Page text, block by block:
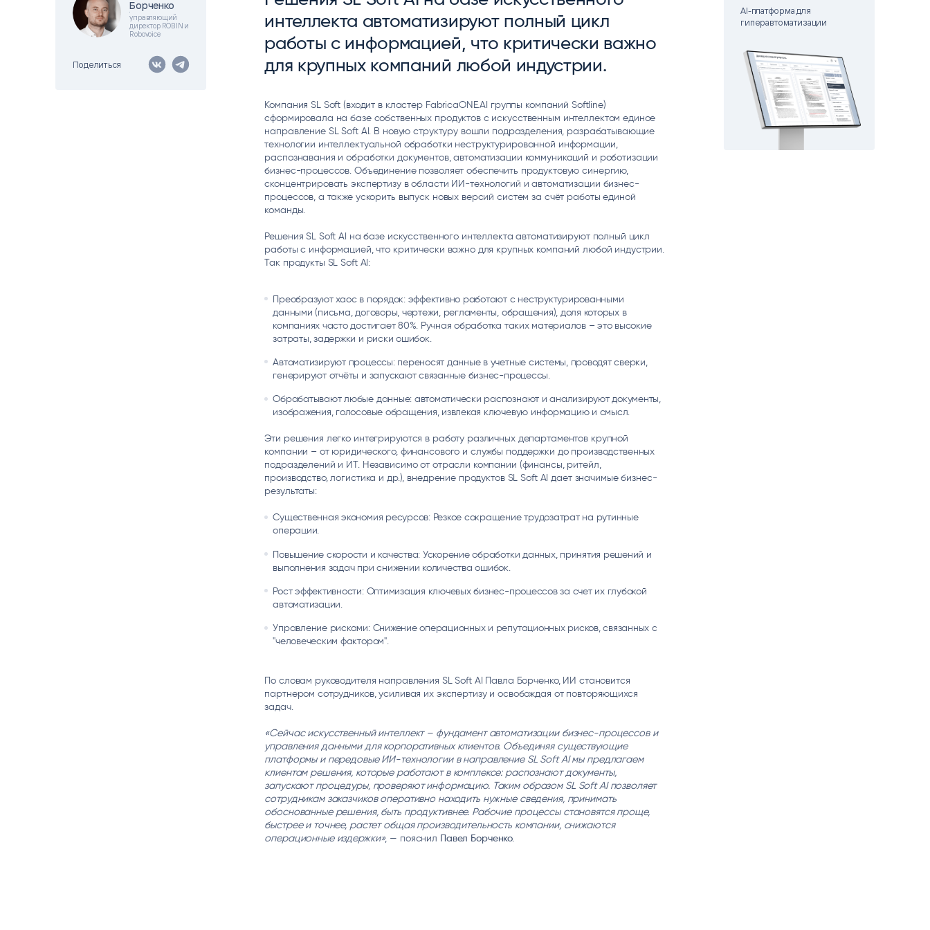
Цитрос
АВТОМАТИЗАЦИЯ ЭДО
Citeck
LOW-CODE BPM-ПЛАТФОРМА ГОЛОСОВЫЕ И ТЕКСТОВЫЕ БОТЫ
ИНТЕЛЛЕКТУАЛЬНАЯ ОБРАБОТКА
MD Audit
КОНТРОЛЬ ОПЕРАЦИОННОЙ
ИНСТРУМЕНТЫ АНАЛИТИКИ
Fundamento
Борченко
Борченко
управляющий
директор ROBIN и
Robovoice
Поделиться
интеллекта автоматизируют полный цикл
работы с информацией, что критически важно
для крупных компаний любой индустрии.
Компания SL Soft (входит в кластер FabricaONE.AI группы компаний Softline)
сформировала на базе собственных продуктов с искусственным интеллектом единое
направление SL Soft AI. В новую структуру вошли подразделения, разрабатывающие
технологии интеллектуальной обработки неструктурированной информации,
распознавания и обработки документов, автоматизации коммуникаций и роботизации
бизнес-процессов. Объединение позволяет обеспечить продуктовую синергию,
сконцентрировать экспертизу в области ИИ-технологий и автоматизации бизнес-
процессов, а также ускорить выпуск новых версий систем за счёт работы единой
команды.
Решения SL Soft AI на базе искусственного интеллекта автоматизируют полный цикл
работы с информацией, что критически важно для крупных компаний любой индустрии.
Так продукты SL Soft AI:
Преобразуют хаос в порядок: эффективно работают с неструктурированными
данными (письма, договоры, чертежи, регламенты, обращения), доля которых в
компаниях часто достигает 80%. Ручная обработка таких материалов – это высокие
затраты, задержки и риски ошибок.
Автоматизируют процессы: переносят данные в учетные системы, проводят сверки,
генерируют отчёты и запускают связанные бизнес-процессы.
Обрабатывают любые данные: автоматически распознают и анализируют документы,
изображения, голосовые обращения, извлекая ключевую информацию и смысл.
Эти решения легко интегрируются в работу различных департаментов крупной
компании – от юридического, финансового и службы поддержки до производственных
подразделений и ИТ. Независимо от отрасли компании (финансы, ритейл,
производство, логистика и др.), внедрение продуктов SL Soft AI дает значимые бизнес-
результаты:
Существенная экономия ресурсов: Резкое сокращение трудозатрат на рутинные
операции.
Повышение скорости и качества: Ускорение обработки данных, принятия решений и
выполнения задач при снижении количества ошибок.
Рост эффективности: Оптимизация ключевых бизнес-процессов за счет их глубокой
автоматизации.
Управление рисками: Снижение операционных и репутационных рисков, связанных с
"человеческим фактором".
По словам руководителя направления SL Soft AI Павла Борченко, ИИ становится
партнером сотрудников, усиливая их экспертизу и освобождая от повторяющихся
задач.
«Сейчас искусственный интеллект – фундамент автоматизации бизнес-процессов и
управления данными для корпоративных клиентов. Объединяя существующие
платформы и передовые ИИ-технологии в направление SL Soft AI мы предлагаем
клиентам решения, которые работают в комплексе: распознают документы,
запускают процедуры, проверяют информацию. Таким образом SL Soft AI позволяет
сотрудникам заказчиков оперативно находить нужные сведения, принимать
обоснованные решения, быть продуктивнее. Рабочие процессы становятся проще,
быстрее и точнее, растет общая производительность компании, снижаются
операционные издержки», — пояснил Павел Борченко.
AI-платформа для
гиперавтоматизации